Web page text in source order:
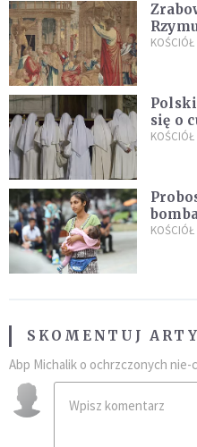
KOŚCIÓŁ
się o
Pana
KOŚCIÓŁ
KOŚCIÓŁ
SKOMENTUJ
Abp Michalik o ochrzczonych nie-